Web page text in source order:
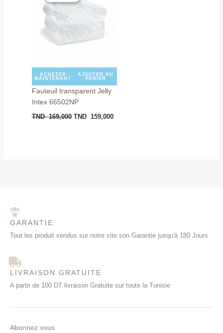
ACHETER
MAINTENANT
AJOUTER AU
PANIER
Fauteuil transparent Jelly
Intex 66502NP
TND169,000
était :
169,000.
TND 159,000
GARANTIE
Tout les produit vendus sur notre site son Garantie jusqu'à 180 Jours
LIVRAISON GRATUITE
A partir de 100 DT livraison Gratuite sur toute la Tunisie
Abonnez vous